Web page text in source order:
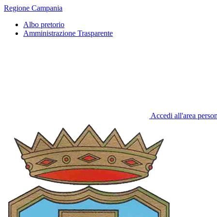
Regione Campania
Albo pretorio
Amministrazione Trasparente
Accedi all'area